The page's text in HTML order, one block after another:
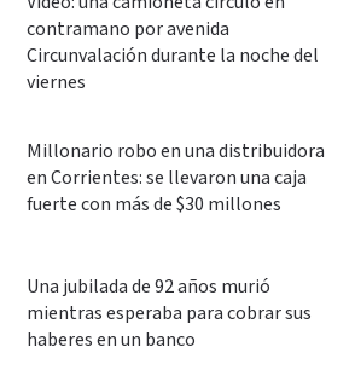
contramano por avenida
Circunvalación durante la noche del
viernes
Millonario robo en una distribuidora
en Corrientes: se llevaron una caja
fuerte con más de $30 millones
Una jubilada de 92 años murió
mientras esperaba para cobrar sus
haberes en un banco